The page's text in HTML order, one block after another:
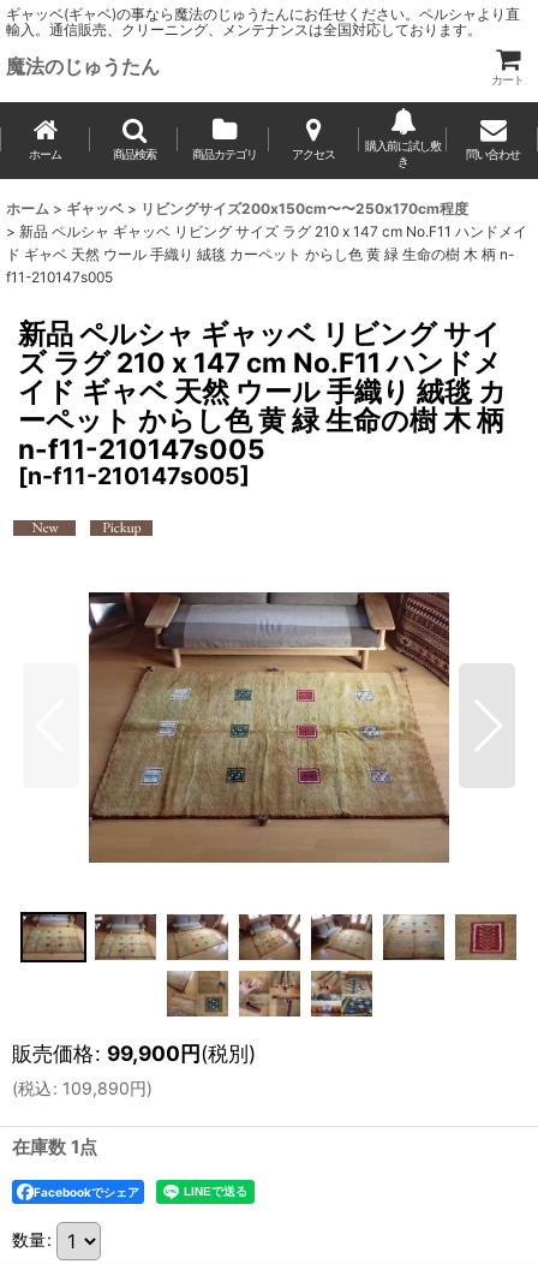
ギャッベ(ギャベ)の事なら魔法のじゅうたんにお任せください。ペルシャより直
輸入。通信販売、クリーニング、メンテナンスは全国対応しております。
魔法のじゅうたん
カート
ホーム 商品検索 商品カテゴリ アクセス
購入前に試し敷
き
問い合わせ
ホーム > ギャッベ > リビングサイズ200x150cm〜〜250x170cm程度
> 新品 ペルシャ ギャッベ リビング サイズ ラグ 210 x 147 cm No.F11 ハンドメイ
ド ギャベ 天然 ウール 手織り 絨毯 カーペット からし色 黄 緑 生命の樹 木 柄 n-
f11-210147s005
新品 ペルシャ ギャッベ リビング サイ
ズ ラグ 210 x 147 cm No.F11 ハンドメ
イド ギャベ 天然 ウール 手織り 絨毯 カ
ーペット からし色 黄 緑 生命の樹 木 柄
n-f11-210147s005
[n-f11-210147s005]
販売価格: 99,900円(税別)
(税込: 109,890円)
在庫数 1点
Facebookでシェア
数量: